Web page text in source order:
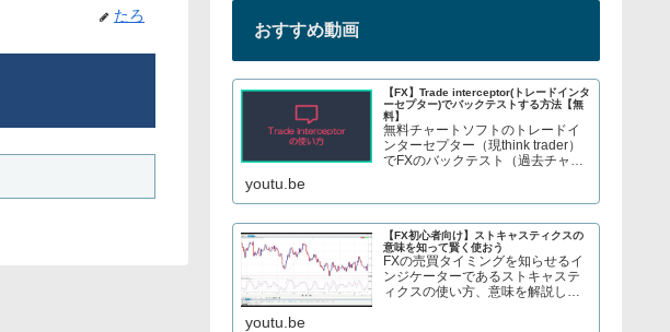
たろ
おすすめ動画
【FX】Trade interceptor(トレードインタ
ーセプター)でバックテストする方法【無
料】
無料チャートソフトのトレードイ
ンターセプター（現think trader）
でFXのバックテスト（過去チャー
数のCFDトレードについてブログ
で解説してます→ twitter、t...
youtu.be
【FX初心者向け】ストキャスティクスの
意味を知って賢く使おう
FXの売買タイミングを知らせるイ
ンジケーターであるストキャステ
ィクスの使い方、意味を解説して
youtu.be